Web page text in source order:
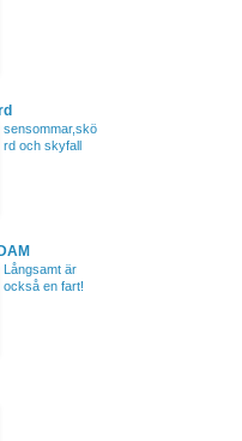
sensommar,skö
rd och skyfall
Långsamt är
också en fart!